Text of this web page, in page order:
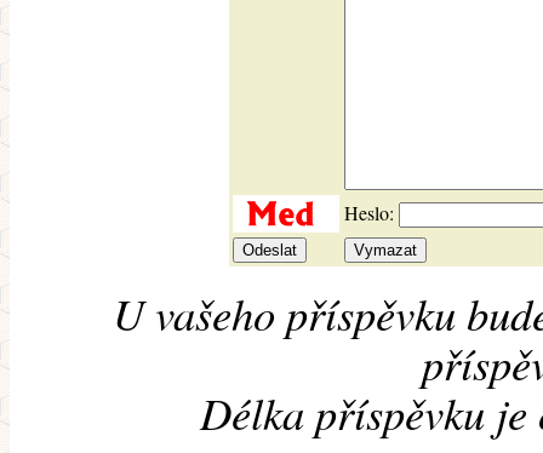
Heslo:
U vašeho příspěvku
Délka příspěvku je